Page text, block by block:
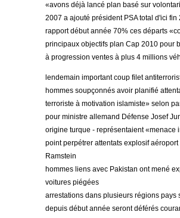
«avons déjà lancé plan basé sur
2007 a ajouté président PSA total d'ici
rapport début année 70% ces départs
principaux objectifs plan Cap 2010 pour
à progression ventes à plus 4 millions
lendemain important coup filet
hommes soupçonnés avoir planifié
terroriste à motivation islamiste» selon
pour ministre allemand Défense Josef
origine turque - représentaient «menace
point perpétrer attentats explosif
Ramstein
hommes liens avec Pakistan ont mené
voitures piégées
arrestations dans plusieurs régions
depuis début année seront déférés